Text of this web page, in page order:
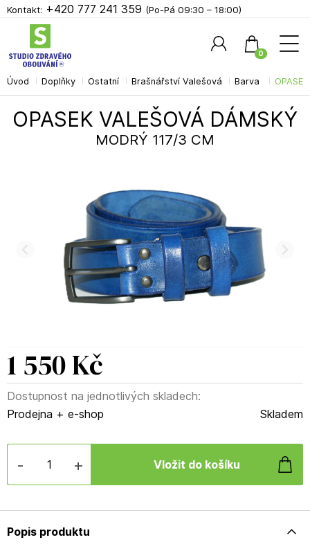
Úvod Doplňky Ostatní Brašnářství Valešová Barva
OPASEK VALEŠOVÁ DÁMSKÝ
MODRÝ 117/3 CM
1 550 Kč
Dostupnost na jednotlivých skladech:
Prodejna + e-shop
Skladem
- +
Popis produktu
Kontakt: +420 777 241 359 (Po-Pá 09:30 – 18:00)
0